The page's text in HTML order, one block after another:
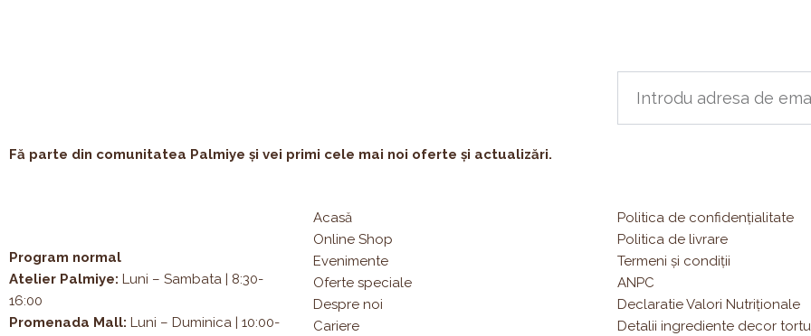
Fă parte din comunitatea Palmiye și vei primi cele mai noi oferte și actualizări.
Program normal
Atelier Palmiye: Luni – Sambata | 8:30-
16:00
Promenada Mall: Luni – Duminica | 10:00-
Acasă
Online Shop
Evenimente
Oferte speciale
Despre noi
Cariere
Politica de confidențialitate
Politica de livrare
Termeni și condiții
ANPC
Declaratie Valori Nutriționale
Detalii ingrediente decor